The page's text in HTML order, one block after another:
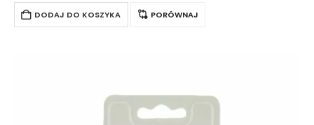
DODAJ DO KOSZYKA PORÓWNAJ